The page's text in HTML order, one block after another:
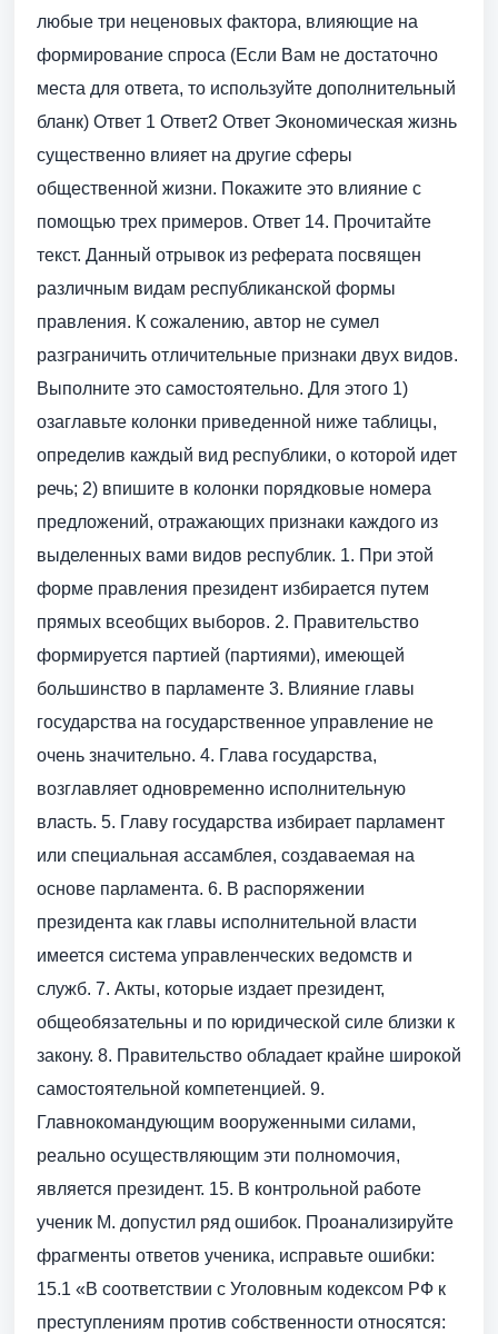
любые три неценовых фактора, влияющие на
формирование спроса (Если Вам не достаточно
места для ответа, то используйте дополнительный
бланк) Ответ 1 Ответ2 Ответ Экономическая жизнь
существенно влияет на другие сферы
общественной жизни. Покажите это влияние с
помощью трех примеров. Ответ 14. Прочитайте
текст. Данный отрывок из реферата посвящен
различным видам республиканской формы
правления. К сожалению, автор не сумел
разграничить отличительные признаки двух видов.
Выполните это самостоятельно. Для этого 1)
озаглавьте колонки приведенной ниже таблицы,
определив каждый вид республики, о которой идет
речь; 2) впишите в колонки порядковые номера
предложений, отражающих признаки каждого из
выделенных вами видов республик. 1. При этой
форме правления президент избирается путем
прямых всеобщих выборов. 2. Правительство
формируется партией (партиями), имеющей
большинство в парламенте 3. Влияние главы
государства на государственное управление не
очень значительно. 4. Глава государства,
возглавляет одновременно исполнительную
власть. 5. Главу государства избирает парламент
или специальная ассамблея, создаваемая на
основе парламента. 6. В распоряжении
президента как главы исполнительной власти
имеется система управленческих ведомств и
служб. 7. Акты, которые издает президент,
общеобязательны и по юридической силе близки к
закону. 8. Правительство обладает крайне широкой
самостоятельной компетенцией. 9.
Главнокомандующим вооруженными силами,
реально осуществляющим эти полномочия,
является президент. 15. В контрольной работе
ученик М. допустил ряд ошибок. Проанализируйте
фрагменты ответов ученика, исправьте ошибки:
15.1 «В соответствии с Уголовным кодексом РФ к
преступлениям против собственности относятся: